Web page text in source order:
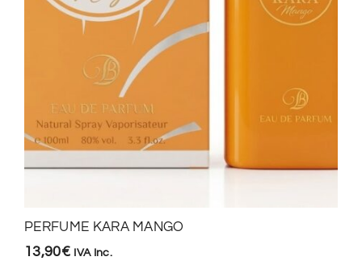
PERFUME KARA MANGO
13,90€ IVA Inc.